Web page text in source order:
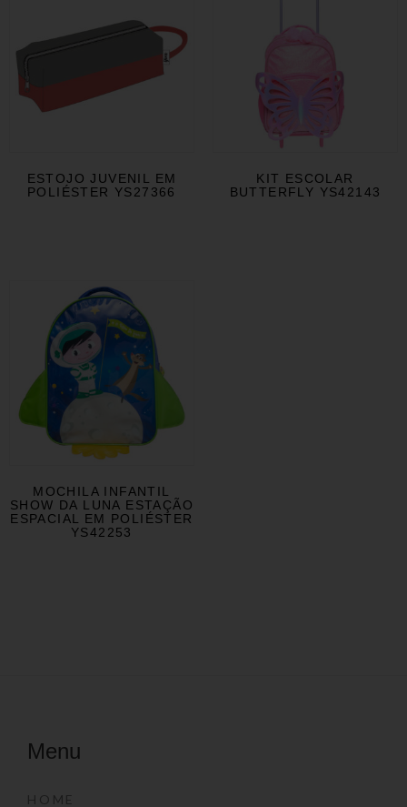
ESTOJO JUVENIL EM
POLIÉSTER YS27366
KIT ESCOLAR
BUTTERFLY YS42143
MOCHILA INFANTIL
SHOW DA LUNA ESTAÇÃO
ESPACIAL EM POLIÉSTER
YS42253
Menu
HOME